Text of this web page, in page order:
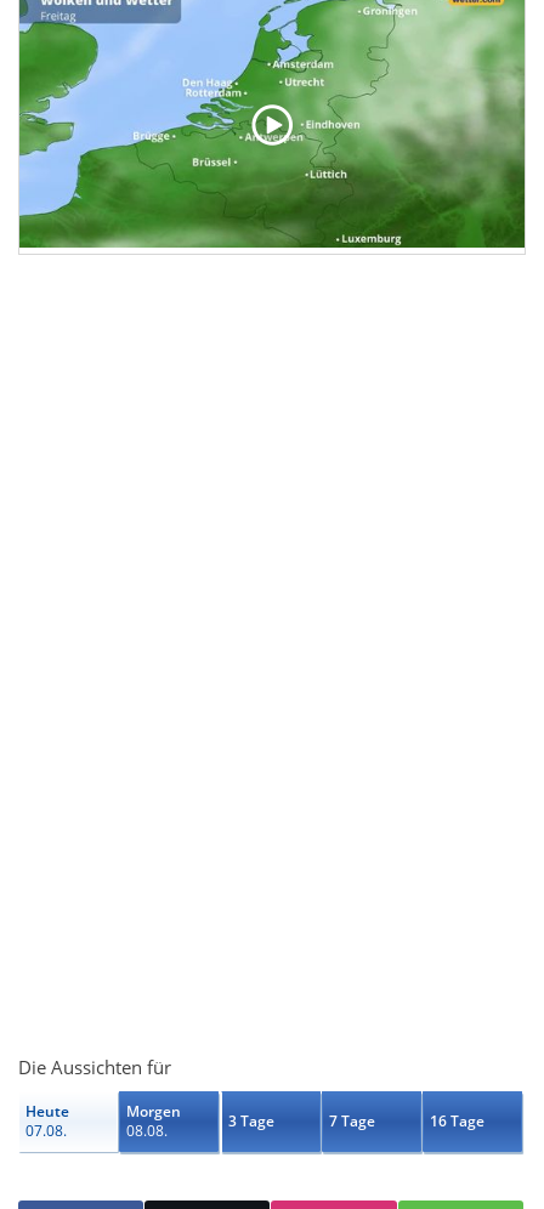
Die Aussichten für
Heute
07.08.
Morgen
08.08.
3 Tage 7 Tage 16 Tage